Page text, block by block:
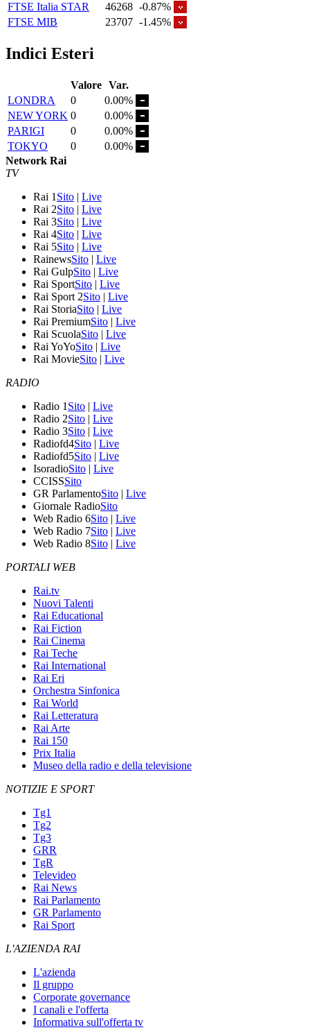
FTSE Italia STAR
46268 -0.87%
FTSE MIB
23707 -1.45%
Indici Esteri
Valore Var.
LONDRA
0
0.00%
NEW YORK 0
0.00%
PARIGI
0
0.00%
TOKYO
0
0.00%
Network Rai
TV
Rai 1 Sito | Live
Rai 2Sito | Live
Rai 3Sito | Live
Rai 4Sito | Live
Rai 5Sito | Live
RainewsSito | Live
Rai GulpSito | Live
Rai SportSito | Live
Rai Sport 2Sito | Live
Rai StoriaSito | Live
Rai PremiumSito | Live
Rai ScuolaSito | Live
Rai YoYoSito | Live
Rai MovieSito | Live
RADIO
Radio 1 Sito | Live
Radio 2Sito | Live
Radio 3Sito | Live
Radiofd4Sito | Live
Radiofd5Sito | Live
IsoradioSito | Live
CCISSSito
GR ParlamentoSito | Live
Giornale RadioSito
Web Radio 6Sito | Live
Web Radio 7Sito | Live
Web Radio 8Sito | Live
PORTALI WEB
Rai.tv
Nuovi Talenti
Rai Educational
Rai Fiction
Rai Cinema
Rai Teche
Rai International
Rai Eri
Orchestra Sinfonica
Rai World
Rai Letteratura
Rai Arte
Rai 150
Prix Italia
Museo della radio e della televisione
NOTIZIE E SPORT
Tg1
Tg2
Tg3
GRR
TgR
Televideo
Rai News
Rai Parlamento
GR Parlamento
Rai Sport
L'AZIENDA RAI
L'azienda
Il gruppo
Corporate governance
I canali e l'offerta
Informativa sull'offerta tv